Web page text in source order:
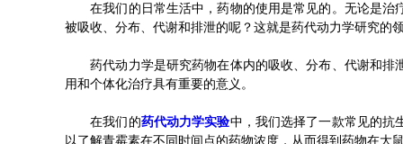
在我们的日常生活中，药物的使用是常见的。无论是治
被吸收、分布、代谢和排泄的呢？这就是药代动力学研究的领
药代动力学是研究药物在体内的吸收、分布、代谢和排
用和个体化治疗具有重要的意义。
在我们的药代动力学实验中，我们选择了一款常见的
以了解青霉素在不同时间点的药物浓度，从而得到药物在大